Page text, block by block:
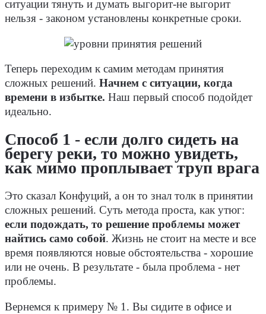
ситуации тянуть и думать выгорит-не выгорит
нельзя - законом установлены конкретные сроки.
Теперь переходим к самим методам принятия
сложных решений. Начнем с ситуации, когда
времени в избытке. Наш первый способ подойдет
идеально.
Способ 1 - если долго сидеть на
берегу реки, то можно увидеть,
как мимо проплывает труп врага
Это сказал Конфуций, а он то знал толк в принятии
сложных решений. Суть метода проста, как утюг:
если подождать, то решение проблемы может
найтись само собой. Жизнь не стоит на месте и все
время появляются новые обстоятельства - хорошие
или не очень. В результате - была проблема - нет
проблемы.
Вернемся к примеру № 1. Вы сидите в офисе и